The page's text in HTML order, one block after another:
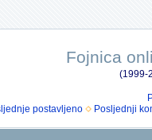
Fojnica
(1999-
postavljeno Posljednji